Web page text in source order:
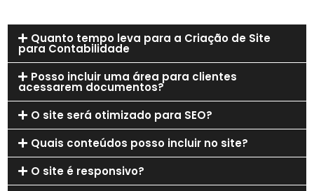
Quanto tempo leva para a Criação de Site
para Contabilidade
Posso incluir uma área para clientes
acessarem documentos?
O site será otimizado para SEO?
Quais conteúdos posso incluir no site?
O site é responsivo?